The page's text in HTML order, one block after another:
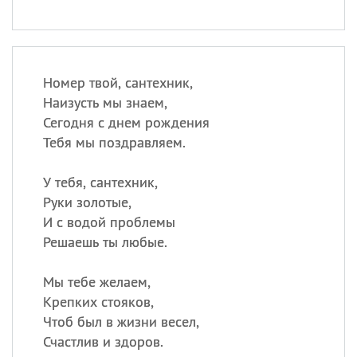
Номер твой, сантехник,
Наизусть мы знаем,
Сегодня с днем рождения
Тебя мы поздравляем.
У тебя, сантехник,
Руки золотые,
И с водой проблемы
Решаешь ты любые.
Мы тебе желаем,
Крепких стояков,
Чтоб был в жизни весел,
Счастлив и здоров.